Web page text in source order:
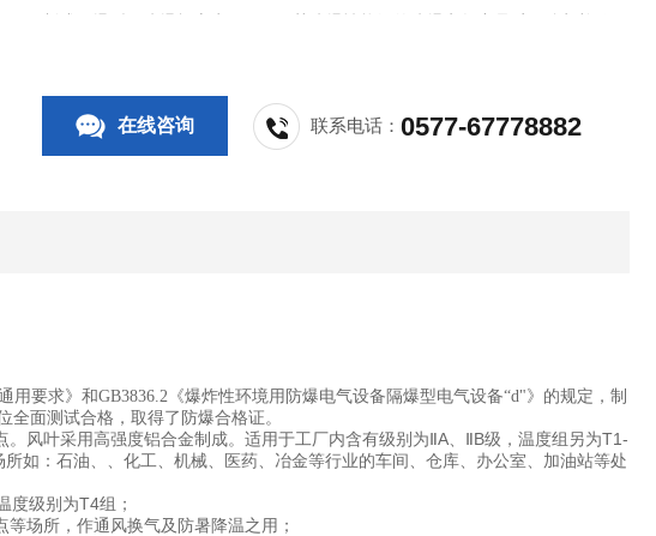
制成隔爆型，防爆标志为dⅡBT4，其防爆性能经的防爆电气产品质量监督检验单
在线咨询 联系电话：0577-67778882
要求》和GB3836.2《爆炸性环境用防爆电气设备隔爆型电气设备“d"》的规定，制
面测试合格，取得了防爆合格证。
风叶采用高强度铝合金制成。适用于工厂内含有级别为ⅡA、ⅡB级，温度组另为T1-
如：石油、、化工、机械、医药、冶金等行业的车间、仓库、办公室、加油站等处
度级别为T4组；
场所，作通风换气及防暑降温之用；